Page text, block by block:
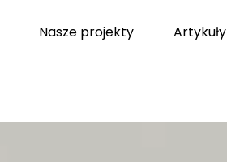
Nasze projekty Artykuły